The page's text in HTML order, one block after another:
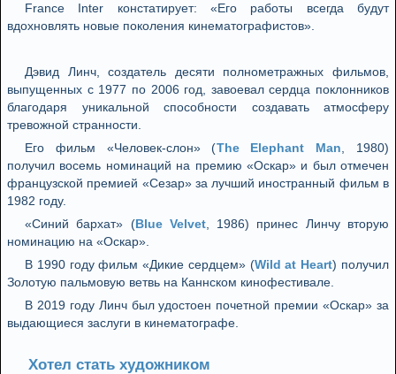
France Inter констатирует: «Его работы всегда будут
вдохновлять новые поколения кинематографистов».
Дэвид Линч, создатель десяти полнометражных фильмов,
выпущенных с 1977 по 2006 год, завоевал сердца поклонников
благодаря уникальной способности создавать атмосферу
тревожной странности.
Его фильм «Человек-слон» (The Elephant Man , 1980)
получил восемь номинаций на премию «Оскар» и был отмечен
французской премией «Сезар» за лучший иностранный фильм в
1982 году.
«Синий бархат» (Blue Velvet, 1986) принес Линчу вторую
номинацию на «Оскар».
В 1990 году фильм «Дикие сердцем» (Wild at Heart) получил
Золотую пальмовую ветвь на Каннском кинофестивале.
В 2019 году Линч был удостоен почетной премии «Оскар» за
выдающиеся заслуги в кинематографе.
Хотел стать художником